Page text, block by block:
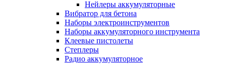
Нейлеры аккумуляторные
Вибратор для бетона
Наборы электроинструментов
Наборы аккумуляторного инструмента
Клеевые пистолеты
Степлеры
Радио аккумуляторное